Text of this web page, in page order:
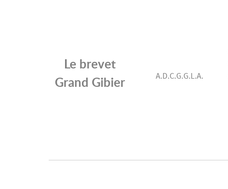
Le brevet
Grand Gibier
A.D.C.G.G.L.A.